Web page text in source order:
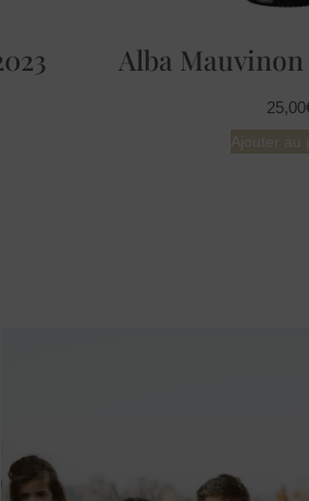
Alba Mauvinon
25,00
Ajouter au